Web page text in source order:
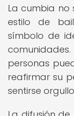
La cumbia no
estilo de
símbolo de
personas
reafirmar su
sentirse